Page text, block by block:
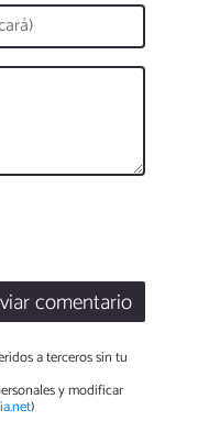
comentario
a terceros sin tu
y modificar
)